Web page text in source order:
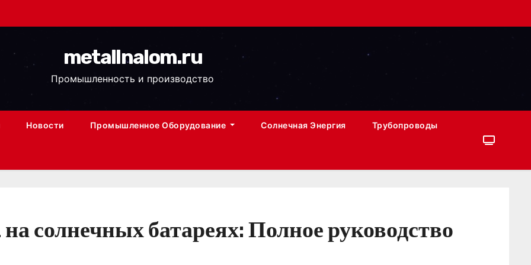
metallnalom.ru
Промышленность и производство
Новости Промышленное Оборудование Солнечная Энергия Трубопроводы
солнечных батареях: Полное руководство